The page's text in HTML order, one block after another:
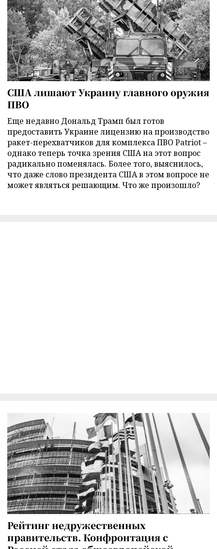
США лишают Украину главного оружия
ПВО
Еще недавно Дональд Трамп был готов
предоставить Украине лицензию на производство
ракет-перехватчиков для комплекса ПВО Patriot –
однако теперь точка зрения США на этот вопрос
радикально поменялась. Более того, выяснилось,
что даже слово президента США в этом вопросе не
может являться решающим. Что же произошло?
Рейтинг недружественных
правительств. Конфронтация с